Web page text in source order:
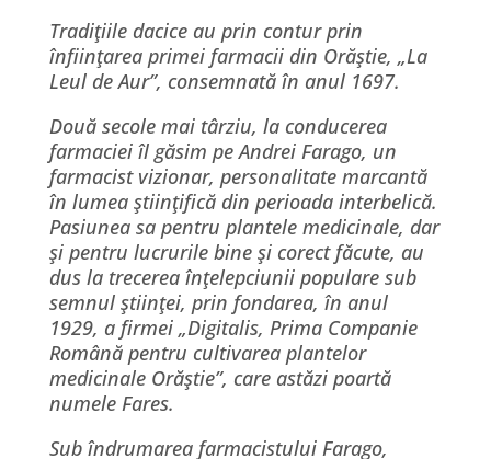
Tradiţiile dacice au prin contur prin
înfiinţarea primei farmacii din Orăştie, „La
Leul de Aur”, consemnată în anul 1697.
Două secole mai târziu, la conducerea
farmaciei îl găsim pe Andrei Farago, un
farmacist vizionar, personalitate marcantă
în lumea ştiinţifică din perioada interbelică.
Pasiunea sa pentru plantele medicinale, dar
şi pentru lucrurile bine şi corect făcute, au
dus la trecerea înţelepciunii populare sub
semnul ştiinţei, prin fondarea, în anul
1929, a firmei „Digitalis, Prima Companie
Română pentru cultivarea plantelor
medicinale Orăştie”, care astăzi poartă
numele Fares.
Sub îndrumarea farmacistului Farago,